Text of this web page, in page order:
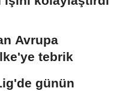
Avrupa
tebrik
günün